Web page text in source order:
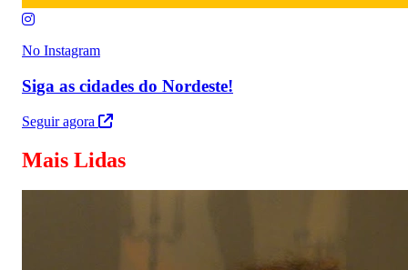
No Instagram
Siga as cidades do Nordeste!
Seguir agora
Mais Lidas